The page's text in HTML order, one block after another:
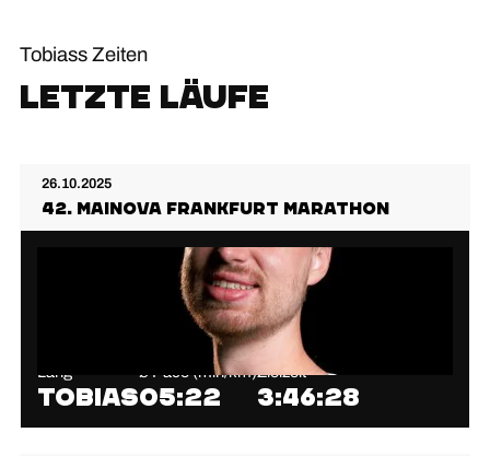
Tobiass Zeiten
Letzte Läufe
26.10.2025
42. MAINOVA FRANKFURT MARATHON
Lang
Tobias
⌀ Pace (min/km)
05:22
Zielzeit
3:46:28